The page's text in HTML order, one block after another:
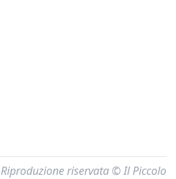
Riproduzione riservata © Il Piccolo